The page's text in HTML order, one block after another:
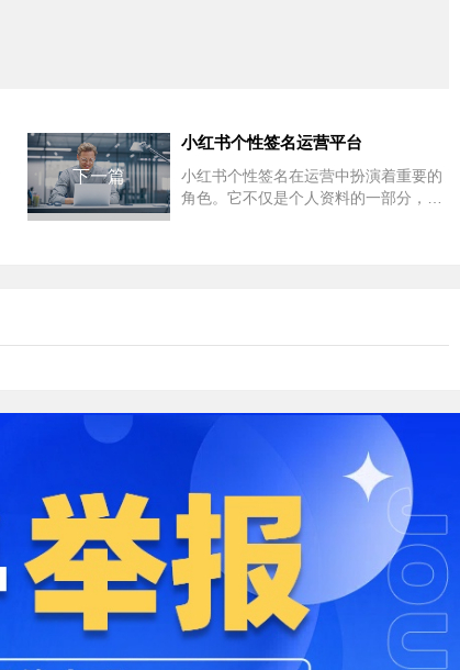
下一篇
小红书个性签名运营平台
小红书个性签名在运营中扮演着重要的
角色。它不仅是个人资料的一部分，还